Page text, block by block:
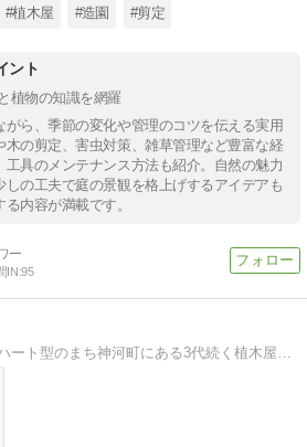
#植木屋 #造園 #剪定
ント
植物の知識を網羅
ら、季節の変化や管理のコツを伝える実用
木の剪定、害虫対策、雑草管理など豊富な経
具のメンテナンス方法も紹介。自然の魅力
の工夫で庭の景観を格上げするアイデアも
内容が満載です。
IN:95